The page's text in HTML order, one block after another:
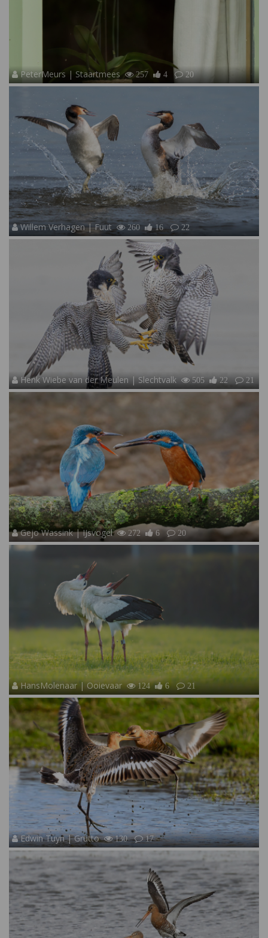
PeterMeurs | Staartmees 257 4 20
Willem Verhagen | Fuut 260 16 22
Henk Wiebe van der Meulen | Slechtvalk 505 22 21
Gejo Wassink | IJsvogel 272 6 20
HansMolenaar | Ooievaar 124 6 21
Edwin Tuyn | Grutto 130 17